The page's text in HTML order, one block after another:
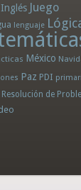
Inglés Juego
lenguaje
México
Paz PDI
Resolución de